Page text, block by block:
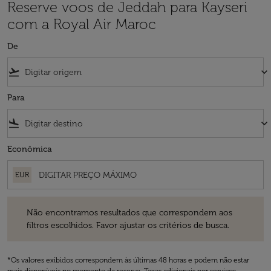
Reserve voos de Jeddah para Kayseri
com a Royal Air Maroc
De
flight_takeoff keyboard_arrow_down
Para
flight_land keyboard_arrow_down
Econômica
EUR
Não encontramos resultados que correspondem aos
filtros escolhidos. Favor ajustar os critérios de busca.
*Os valores exibidos correspondem às últimas 48 horas e podem não estar